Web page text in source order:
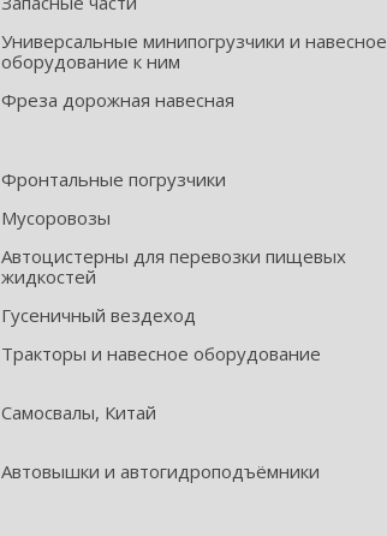
Универсальные минипогрузчики и навесное
оборудование к ним
Фреза дорожная навесная
Фронтальные погрузчики
Мусоровозы
Автоцистерны для перевозки пищевых
жидкостей
Гусеничный вездеход
Тракторы и навесное оборудование
Самосвалы, Китай
Автовышки и автогидроподъёмники